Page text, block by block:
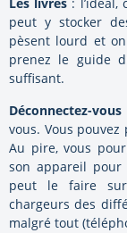
Les livres : l’idéal,
peut y stocker
pèsent lourd et
prenez le guide
suffisant.
Déconnectez-vous
vous. Vous
Au pire, vous
son appareil pour
peut le faire sur
chargeurs des
malgré tout